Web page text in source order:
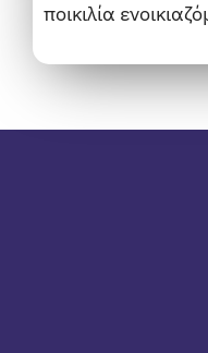
ποικιλία